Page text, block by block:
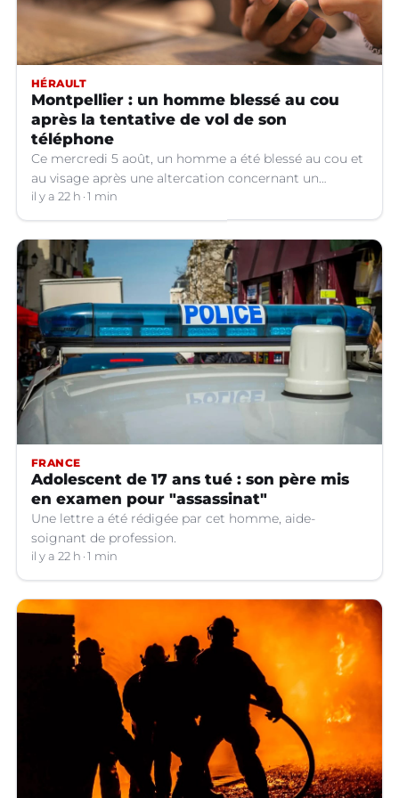
HÉRAULT
Montpellier : un homme blessé au cou
après la tentative de vol de son
téléphone
Ce mercredi 5 août, un homme a été blessé au cou et
au visage après une altercation concernant un
téléphone portable à Montpellier (Hérault).
il y a 22 h 1 min
FRANCE
Adolescent de 17 ans tué : son père mis
en examen pour "assassinat"
Une lettre a été rédigée par cet homme, aide-
soignant de profession.
il y a 22 h 1 min